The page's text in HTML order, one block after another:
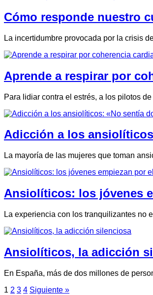
Cómo responde nuestro
La incertidumbre provocada por la crisis
Aprende a respirar por
Para lidiar contra el estrés, a los pilotos
Adicción a los
La mayoría de las mujeres que toman
Ansiolíticos: los jóvenes
La experiencia con los tranquilizantes no
Ansiolíticos, la adicción
En España, más de dos millones de
1 2 3 4 Siguiente »